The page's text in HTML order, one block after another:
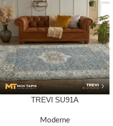
TREVI SU91A
Moderne